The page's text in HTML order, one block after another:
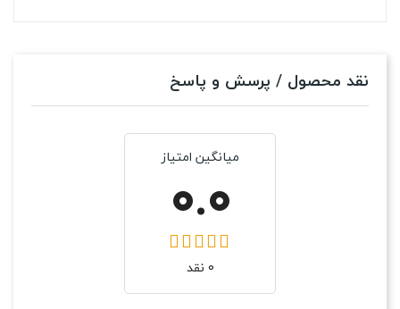
نقد محصول / پرسش و پاسخ
میانگین امتیاز
0.0
0 نقد